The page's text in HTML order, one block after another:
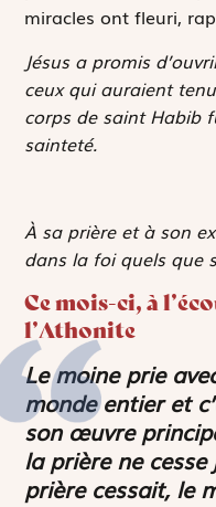
miracles ont fleuri,
Jésus a promis
ceux qui auraient
corps de saint Habib
sainteté.
À sa prière et à son
dans la foi quels que
Ce mois-ci, à
l’Athonite
Le moine prie
monde entier et
son œuvre
la prière ne
prière cessait, le